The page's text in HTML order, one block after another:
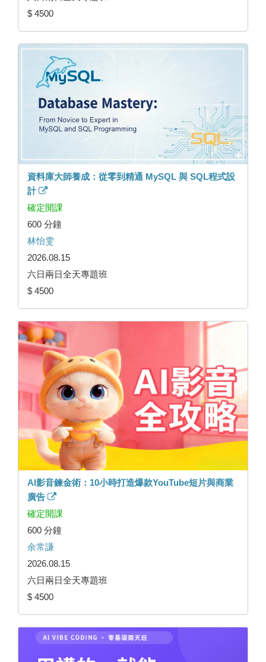
$ 4500
資料庫大師養成：從零到精通 MySQL 與 SQL程式設
計
確定開課
600 分鐘
林怡雯
2026.08.15
六日兩日全天專題班
$ 4500
AI影音鍊金術：10小時打造爆款YouTube短片與商業
廣告
確定開課
600 分鐘
余常謙
2026.08.15
六日兩日全天專題班
$ 4500